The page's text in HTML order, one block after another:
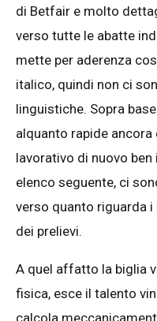
di Betfair e molto
verso tutte le abatte
mette per aderenza
italico, quindi non ci
linguistiche. Sopra
alquanto rapide
lavorativo di nuovo
elenco seguente, ci
verso quanto riguarda
dei prelievi.
A quel affatto la biglia
fisica, esce il talento
calcola